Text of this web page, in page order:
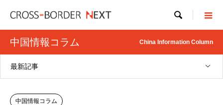

中国情報コラム China Information Column
最新記事
中国情報コラム